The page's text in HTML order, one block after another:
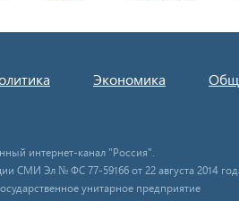
Экономика
интернет-канал "Россия".
СМИ Эл № ФС 77-59166 от 22 августа 2014
унитарное предприятие